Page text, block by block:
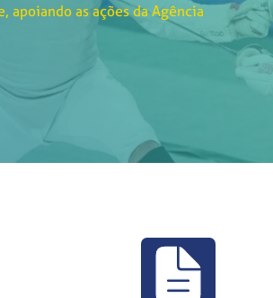
apoiando as ações da Agência